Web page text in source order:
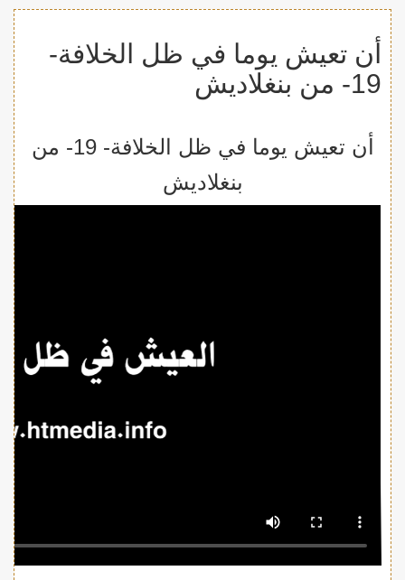
أن تعيش يوما في ظل الخلافة-
19- من بنغلاديش
أن تعيش يوما في ظل الخلافة- 19- من
بنغلاديش